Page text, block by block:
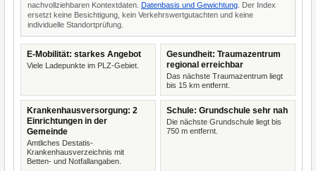
nachvollziehbaren Kontextdaten. Datenbasis und Gewichtung . Der Index
ersetzt keine Besichtigung, kein Verkehrswertgutachten und keine
individuelle Standortprüfung.
E-Mobilität: starkes Angebot
Viele Ladepunkte im PLZ-Gebiet.
Gesundheit: Traumazentrum
regional erreichbar
Das nächste Traumazentrum liegt
bis 15 km entfernt.
Krankenhausversorgung: 2
Einrichtungen in der
Gemeinde
Amtliches Destatis-
Krankenhausverzeichnis mit
Betten- und Notfallangaben.
Schule: Grundschule sehr nah
Die nächste Grundschule liegt bis
750 m entfernt.